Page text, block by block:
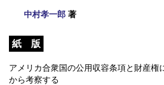
中村孝一郎 著
紙 版
アメリカ合衆国の公用収容条項と財産権
から考察する